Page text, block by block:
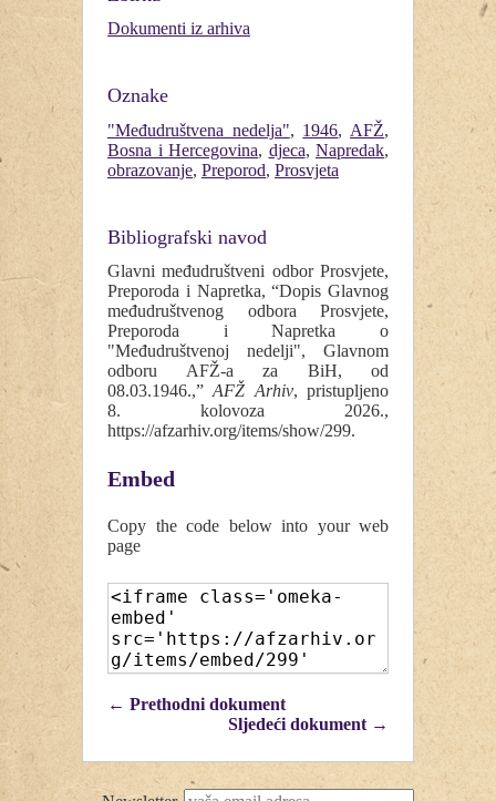
Dokumenti iz arhiva
Oznake
"Međudruštvena nedelja", 1946, AFŽ,
Bosna i Hercegovina, djeca, Napredak,
obrazovanje, Preporod, Prosvjeta
Bibliografski navod
Glavni međudruštveni odbor Prosvjete,
Preporoda i Napretka, “Dopis Glavnog
međudruštvenog odbora Prosvjete,
Preporoda i Napretka o
"Međudruštvenoj nedelji", Glavnom
odboru AFŽ-a za BiH, od
08.03.1946.,”AFŽ Arhiv, pristupljeno
8. kolovoza 2026.,
https://afzarhiv.org/items/show/299.
Embed
Copy the code below into your web
page
← Prethodni dokument
Sljedeći dokument →